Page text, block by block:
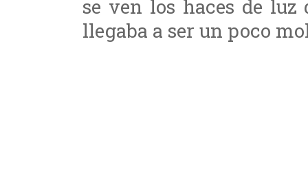
se ven los haces de luz
llegaba a ser un poco